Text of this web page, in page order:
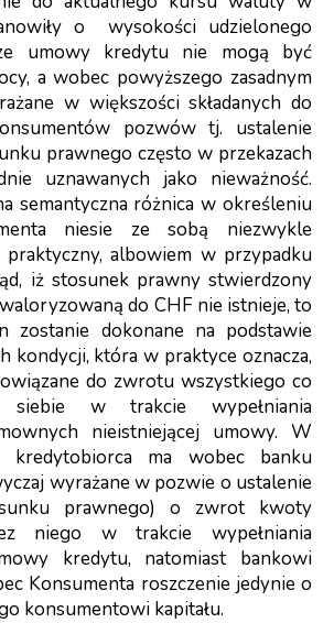
o
wysokości udzielonego
umowy kredytu nie mogą być
a wobec powyższego zasadnym
w większości składanych do
pozwów tj. ustalenie
prawnego często w przekazach
uznawanych jako nieważność.
semantyczna różnica w określeniu
niesie ze sobą niezwykle
albowiem w przypadku
iż stosunek prawny stwierdzony
do CHF nie istnieje, to
zostanie dokonane na podstawie
kondycji, która w praktyce oznacza,
do zwrotu wszystkiego co
siebie w trakcie wypełniania
nieistniejącej umowy. W
kredytobiorca ma wobec banku
wyrażane w pozwie o ustalenie
prawnego) o zwrot kwoty
niego w trakcie wypełniania
kredytu, natomiast bankowi
Konsumenta roszczenie jedynie o
konsumentowi kapitału.